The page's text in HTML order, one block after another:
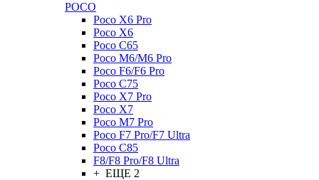
POCO
Poco X6 Pro
Poco X6
Poco C65
Poco M6/M6 Pro
Poco F6/F6 Pro
Poco C75
Poco X7 Pro
Poco X7
Poco M7 Pro
Poco F7 Pro/F7 Ultra
Poco C85
F8/F8 Pro/F8 Ultra
+ ЕЩЕ 2